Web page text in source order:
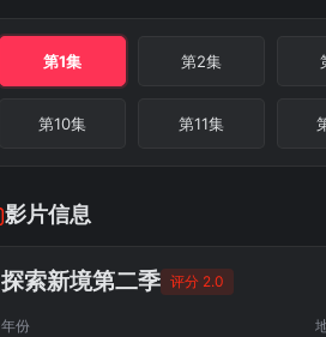
第1集 第2集
第10集 第11集
影片信息
探索新境第二季 评分 2.0
年份